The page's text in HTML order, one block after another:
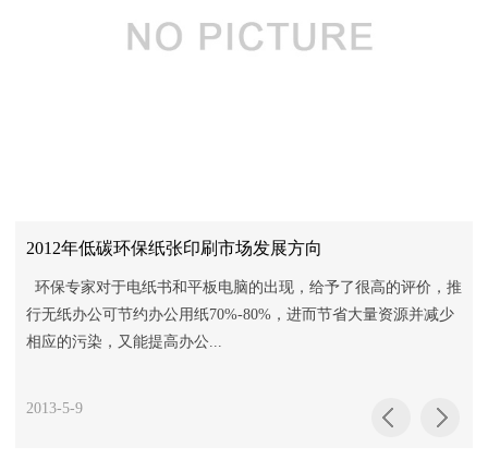
2012年低碳环保纸张印刷市场发展方向
环保专家对于电纸书和平板电脑的出现，给予了很高的评价，推
行无纸办公可节约办公用纸70%-80%，进而节省大量资源并减少
相应的污染，又能提高办公...
2013-5-9